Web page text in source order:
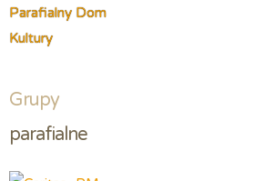
Parafialny Dom
Kultury
Grupy
parafialne